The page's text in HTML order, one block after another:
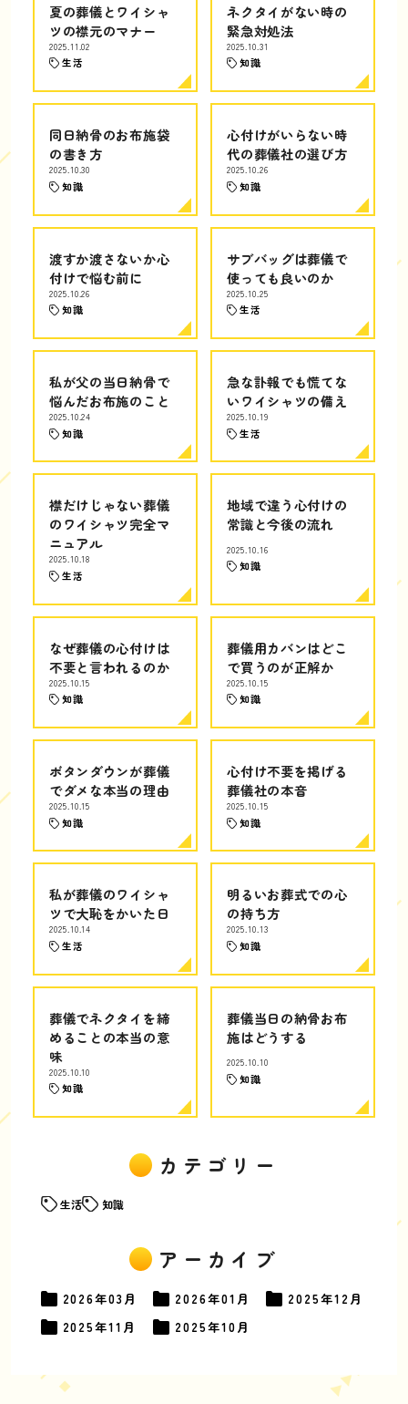
夏の葬儀とワイシャ
ツの襟元のマナー
2025.11.02
生活
ネクタイがない時の
緊急対処法
2025.10.31
知識
同日納骨のお布施袋
の書き方
2025.10.30
知識
心付けがいらない時
代の葬儀社の選び方
2025.10.26
知識
渡すか渡さないか心
付けで悩む前に
2025.10.26
知識
サブバッグは葬儀で
使っても良いのか
2025.10.25
生活
私が父の当日納骨で
悩んだお布施のこと
2025.10.24
知識
急な訃報でも慌てな
いワイシャツの備え
2025.10.19
生活
襟だけじゃない葬儀
のワイシャツ完全マ
ニュアル
2025.10.18
生活
地域で違う心付けの
常識と今後の流れ
2025.10.16
知識
なぜ葬儀の心付けは
不要と言われるのか
2025.10.15
知識
葬儀用カバンはどこ
で買うのが正解か
2025.10.15
知識
ボタンダウンが葬儀
でダメな本当の理由
2025.10.15
知識
心付け不要を掲げる
葬儀社の本音
2025.10.15
知識
私が葬儀のワイシャ
ツで大恥をかいた日
2025.10.14
生活
明るいお葬式での心
の持ち方
2025.10.13
知識
葬儀でネクタイを締
めることの本当の意
味
2025.10.10
知識
葬儀当日の納骨お布
施はどうする
2025.10.10
知識
カテゴリー
生活 知識
アーカイブ
2026年03月 2026年01月 2025年12月
2025年11月 2025年10月